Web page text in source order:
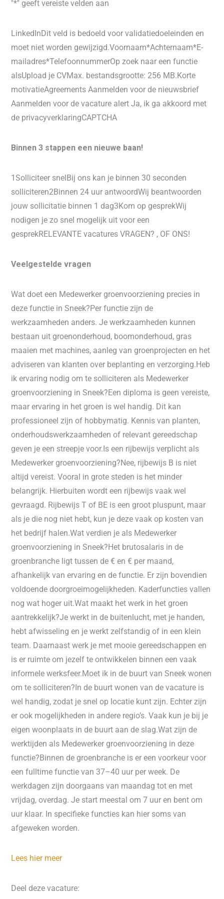
"*" geeft vereiste velden aan
LinkedInDit veld is bedoeld voor validatiedoeleinden en
moet niet worden gewijzigd.Voornaam*Achternaam*E-
mailadres*TelefoonnummerOp zoek naar een functie
alsUpload je CVMax. bestandsgrootte: 256 MB.Korte
motivatieAgreements Aanmelden voor de nieuwsbrief
Aanmelden voor de vacature alert Ja, ik ga akkoord met
de privacyverklaringCAPTCHA
Binnen 3 stappen een nieuwe baan!
1Solliciteer snelBij ons kan je binnen 30 seconden
solliciteren2Binnen 24 uur antwoordWij beantwoorden
jouw sollicitatie binnen 1 dag3Kom op gesprekWij
nodigen je zo snel mogelijk uit voor een
gesprekRELEVANTE vacatures VRAGEN? , OF ONS!
Veelgestelde vragen
Wat doet een Medewerker groenvoorziening precies in
deze functie in Sneek?Per functie zijn de
werkzaamheden anders. Je werkzaamheden kunnen
bestaan uit groenonderhoud, boomonderhoud, gras
maaien met machines, aanleg van groenprojecten en het
adviseren van klanten over beplanting en verzorging.Heb
ik ervaring nodig om te solliciteren als Medewerker
groenvoorziening in Sneek?Een diploma is geen vereiste,
maar ervaring in het groen is wel handig. Dit kan
professioneel zijn of hobbymatig. Kennis van planten,
onderhoudswerkzaamheden of relevant gereedschap
geven je een streepje voor.Is een rijbewijs verplicht als
Medewerker groenvoorziening?Nee, rijbewijs B is niet
altijd vereist. Vooral in grote steden is het minder
belangrijk. Hierbuiten wordt een rijbewijs vaak wel
gevraagd. Rijbewijs T of BE is een groot pluspunt, maar
als je die nog niet hebt, kun je deze vaak op kosten van
het bedrijf halen.Wat verdien je als Medewerker
groenvoorziening in Sneek?Het brutosalaris in de
groenbranche ligt tussen de € en € per maand,
afhankelijk van ervaring en de functie. Er zijn bovendien
voldoende doorgroeimogelijkheden. Kaderfuncties vallen
nog wat hoger uit.Wat maakt het werk in het groen
aantrekkelijk?Je werkt in de buitenlucht, met je handen,
hebt afwisseling en je werkt zelfstandig of in een klein
team. Daarnaast werk je met mooie gereedschappen en
is er ruimte om jezelf te ontwikkelen binnen een vaak
informele werksfeer.Moet ik in de buurt van Sneek wonen
om te solliciteren?In de buurt wonen van de vacature is
wel handig, zodat je snel op locatie kunt zijn. Echter zijn
er ook mogelijkheden in andere regio’s. Vaak kun je bij je
eigen woonplaats in de buurt aan de slag.Wat zijn de
werktijden als Medewerker groenvoorziening in deze
functie?Binnen de groenbranche is er een voorkeur voor
een fulltime functie van 37–40 uur per week. De
werkdagen zijn doorgaans van maandag tot en met
vrijdag, overdag. Je start meestal om 7 uur en bent om
uur klaar. In specifieke functies kan hier soms van
afgeweken worden.
Lees hier meer
Deel deze vacature: